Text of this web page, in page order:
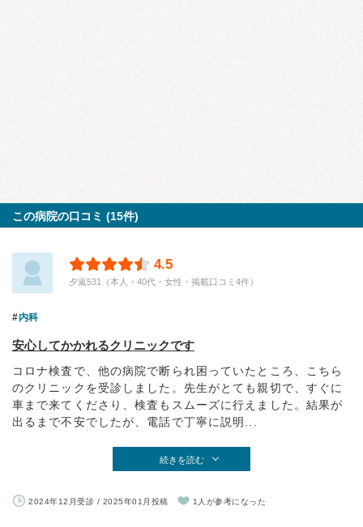
この病院の口コミ (15件)
4.5
夕嵐531（本人・40代・女性・掲載口コミ4件）
内科
安心してかかれるクリニックです
コロナ検査で、他の病院で断られ困っていたところ、こちら
のクリニックを受診しました。先生がとても親切で、すぐに
車まで来てくださり、検査もスムーズに行えました。結果が
出るまで不安でしたが、電話で丁寧に説明...
続きを読む
2024年12月受診 / 2025年01月投稿 1人が参考になった